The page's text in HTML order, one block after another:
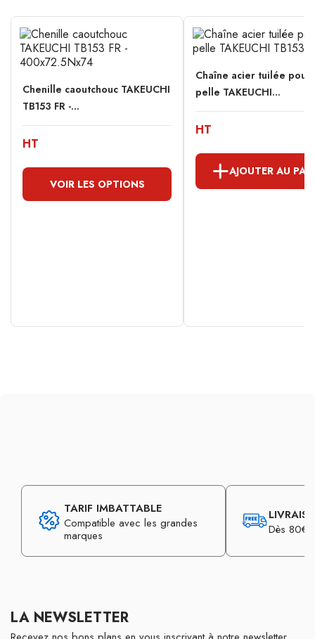
Chenille caoutchouc TAKEUCHI
TB153 FR -...
HT
VOIR LES OPTIONS
Chaîne acier tuilée pour
pelle TAKEUCHI...
HT
AJOUTER AU
TARIF IMBATTABLE
Compatible avec les grandes
marques
Dès 80€
LA NEWSLETTER